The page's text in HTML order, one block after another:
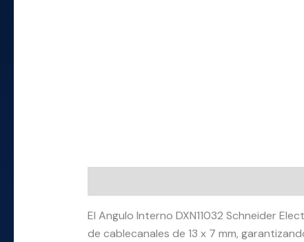
El Angulo Interno DXN11032 Schneider
de cablecanales de 13 x 7 mm,